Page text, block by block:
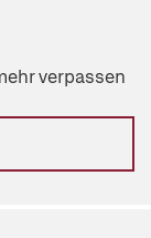
verpassen